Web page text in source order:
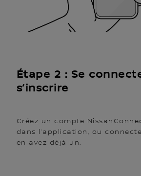
Étape 2 : Se
s’inscrire
Créez un compte
dans l’application, ou
en avez déjà un.